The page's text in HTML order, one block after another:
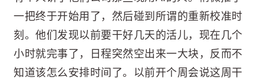
一把终于开始用了，然后碰到所谓的重新校准时
刻。他们发现以前要干好几天的活儿，现在几个
小时就完事了，日程突然空出来一大块，反而不
知道该怎么安排时间了。以前开个周会说这周干